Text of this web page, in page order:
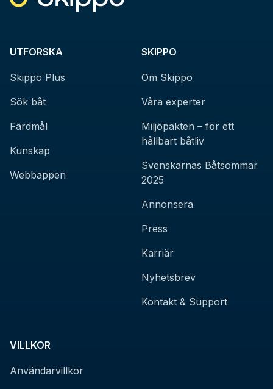
UTFORSKA
Skippo Plus
Sök båt
Färdmål
Kunskap
Webbappen
SKIPPO
Om Skippo
Våra experter
Miljöpakten – för ett
hållbart båtliv
Svenskarnas Båtsommar
2025
Annonsera
Press
Karriär
Nyhetsbrev
Kontakt & Support
VILLKOR
Användarvillkor